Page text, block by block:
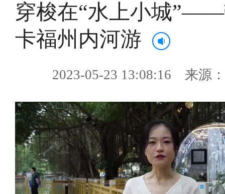
穿梭在“水上小城
卡福州内河游
2023-05-23 13:08:16 来源